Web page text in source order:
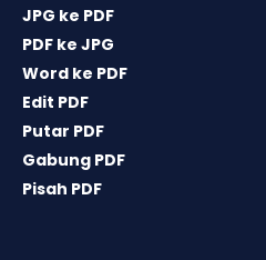
JPG ke PDF
PDF ke JPG
Word ke PDF
Edit PDF
Putar PDF
Gabung PDF
Pisah PDF